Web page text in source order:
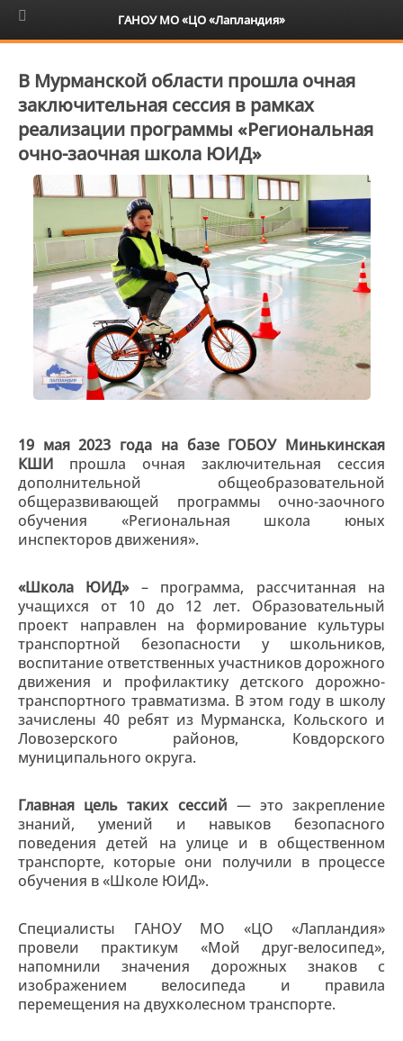
6+
В Мурманской области прошла очная
заключительная сессия в рамках
реализации программы «Региональная
очно-заочная школа ЮИД»
19 мая 2023 года на базе ГОБОУ Минькинская
КШИ прошла очная заключительная сессия
дополнительной общеобразовательной
общеразвивающей программы очно-заочного
обучения «Региональная школа юных
инспекторов движения».
«Школа ЮИД»– программа, рассчитанная на
учащихся от 10 до 12 лет. Образовательный
проект направлен на формирование культуры
транспортной безопасности у школьников,
воспитание ответственных участников дорожного
движения и профилактику детского дорожно-
транспортного травматизма. В этом году в школу
зачислены 40 ребят из Мурманска, Кольского и
Ловозерского районов, Ковдорского
муниципального округа.
Главная цель таких сессий — это закрепление
знаний, умений и навыков безопасного
поведения детей на улице и в общественном
транспорте, которые они получили в процессе
обучения в «Школе ЮИД».
Специалисты ГАНОУ МО «ЦО «Лапландия»
провели практикум «Мой друг-велосипед»,
напомнили значения дорожных знаков с
изображением велосипеда и правила
перемещения на двухколесном транспорте.
ГАНОУ МО «ЦО «Лапландия»